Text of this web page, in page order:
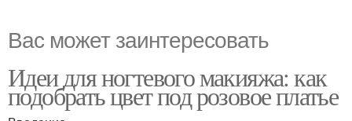
Вас может заинтересовать
Идеи для ногтевого макияжа: как
подобрать цвет под розовое платье